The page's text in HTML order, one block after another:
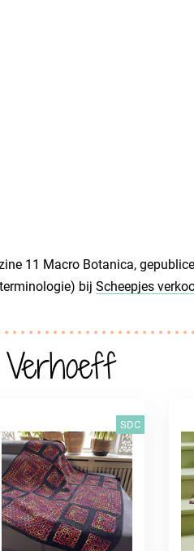
11 Macro Botanica,
bij Scheepjes
SDC